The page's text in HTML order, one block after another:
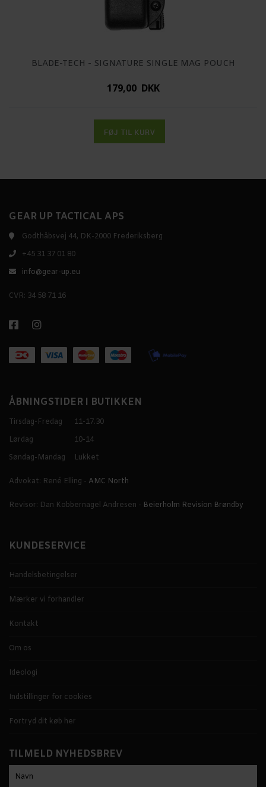
BLADE-TECH - SIGNATURE SINGLE MAG POUCH
179,00 DKK
GEAR UP TACTICAL APS
Godthåbsvej 44, DK-2000 Frederiksberg
+45 31 37 01 80
info@gear-up.eu
CVR: 34 58 71 16
ÅBNINGSTIDER I BUTIKKEN
Tirsdag-Fredag
11-17.30
Lørdag
10-14
Søndag-Mandag
Lukket
Advokat: René Elling - AMC North
Revisor: Dan Kobbernagel Andresen - Beierholm Revision Brøndby
KUNDESERVICE
Handelsbetingelser
Mærker vi forhandler
Kontakt
Om os
Ideologi
Indstillinger for cookies
Fortryd dit køb her
TILMELD NYHEDSBREV